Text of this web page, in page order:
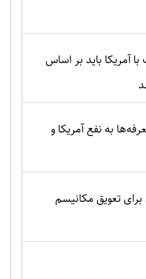
با آمریکا باید بر اساس
به نفع آمریکا و
تعویق مکانیسم